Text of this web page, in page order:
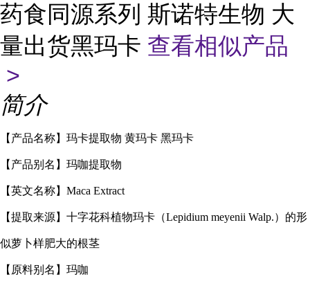
药食同源系列 斯诺特生物 大
量出货黑玛卡 查看相似产品
>
简介
【产品名称】玛卡提取物 黄玛卡 黑玛卡
【产品别名】玛咖提取物
【英文名称】Maca Extract
【提取来源】十字花科植物玛卡（Lepidium meyenii Walp.）的形
似萝卜样肥大的根茎
【原料别名】玛咖